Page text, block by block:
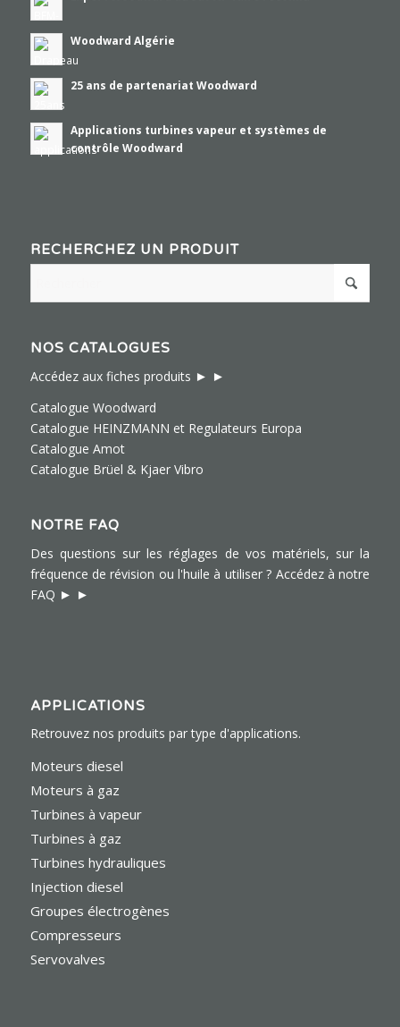
Woodward Algérie
25 ans de partenariat Woodward
Applications turbines vapeur et systèmes de
contrôle Woodward
RECHERCHEZ UN PRODUIT
NOS CATALOGUES
Accédez aux fiches produits ► ►
Catalogue Woodward
Catalogue HEINZMANN et Regulateurs Europa
Catalogue Amot
Catalogue Brüel & Kjaer Vibro
NOTRE FAQ
Des questions sur les réglages de vos matériels, sur la
fréquence de révision ou l'huile à utiliser ? Accédez à notre
FAQ ► ►
APPLICATIONS
Retrouvez nos produits par type d'applications.
Moteurs diesel
Moteurs à gaz
Turbines à vapeur
Turbines à gaz
Turbines hydrauliques
Injection diesel
Groupes électrogènes
Compresseurs
Servovalves